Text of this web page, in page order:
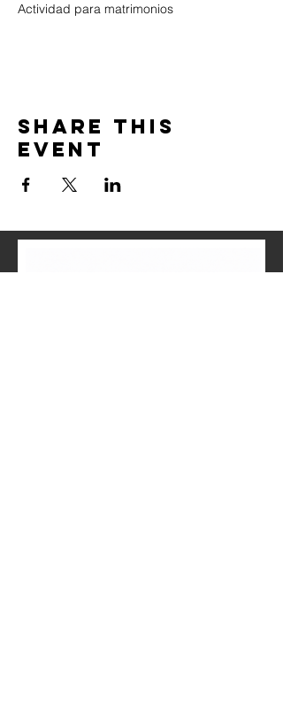
Actividad para matrimonios
Share this
event